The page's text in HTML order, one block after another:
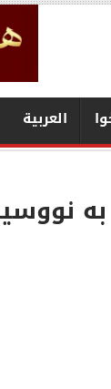
العربیة